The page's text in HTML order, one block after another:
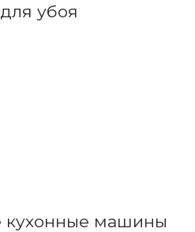
убоя
кухонные машины